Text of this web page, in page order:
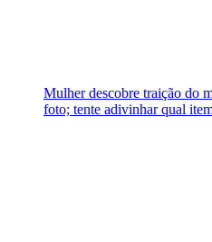
Mulher descobre traição do
foto; tente adivinhar qual